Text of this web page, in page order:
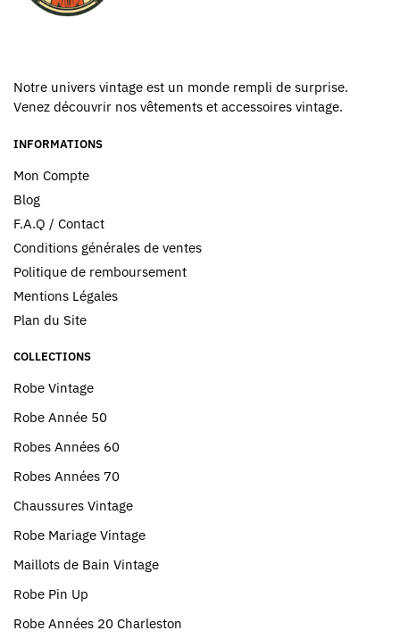
Notre univers vintage est un monde rempli de surprise.
Venez découvrir nos vêtements et accessoires vintage.
INFORMATIONS
Mon Compte
Blog
F.A.Q / Contact
Conditions générales de ventes
Politique de remboursement
Mentions Légales
Plan du Site
COLLECTIONS
Robe Vintage
Robe Année 50
Robes Années 60
Robes Années 70
Chaussures Vintage
Robe Mariage Vintage
Maillots de Bain Vintage
Robe Pin Up
Robe Années 20 Charleston